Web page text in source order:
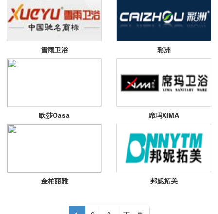
雪雨卫浴 彩洲
欧莎Oasa 席玛XIMA
金柏丽雅 邦妮拓美